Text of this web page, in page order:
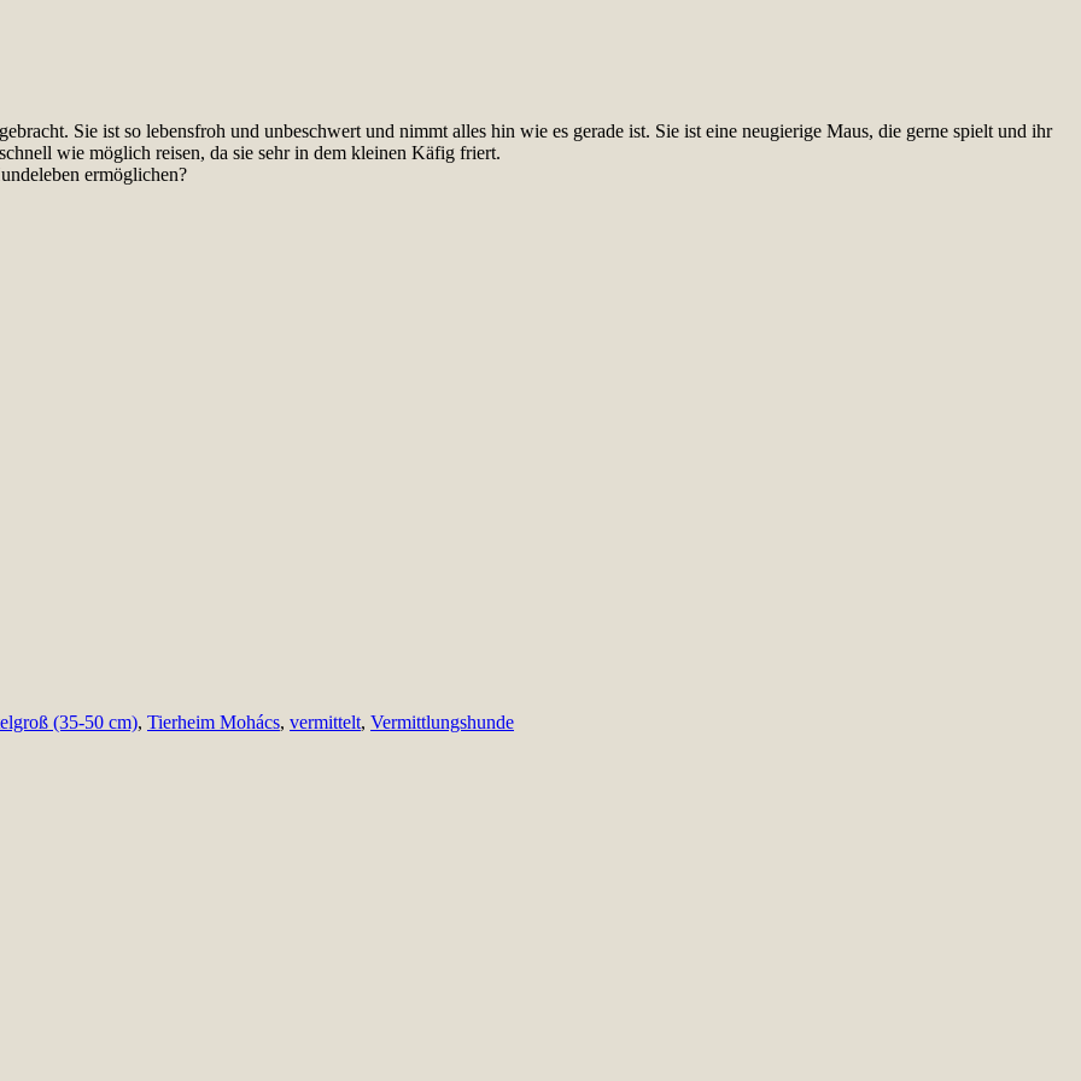
Sie ist so lebensfroh und unbeschwert und nimmt alles hin wie es gerade ist. Sie ist eine neugierige Maus, die gerne spielt und ihr
wie möglich reisen, da sie sehr in dem kleinen Käfig friert.
ermöglichen?
(35-50 cm), Tierheim Mohács, vermittelt, Vermittlungshunde